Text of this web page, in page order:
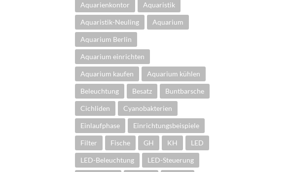
Aquarienkontor Aquaristik
Aquaristik-Neuling Aquarium
Aquarium Berlin
Aquarium einrichten
Aquarium kaufen Aquarium kühlen
Beleuchtung Besatz Buntbarsche
Cichliden Cyanobakterien
Einlaufphase Einrichtungsbeispiele
Filter Fische GH KH LED
LED-Beleuchtung LED-Steuerung